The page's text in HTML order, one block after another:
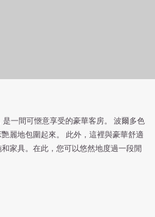
一間可愜意享受的豪華客房。 波爾多色
麗地包圍起來。 此外，這裡與豪華舒適
家具。在此，您可以悠然地度過一段閒